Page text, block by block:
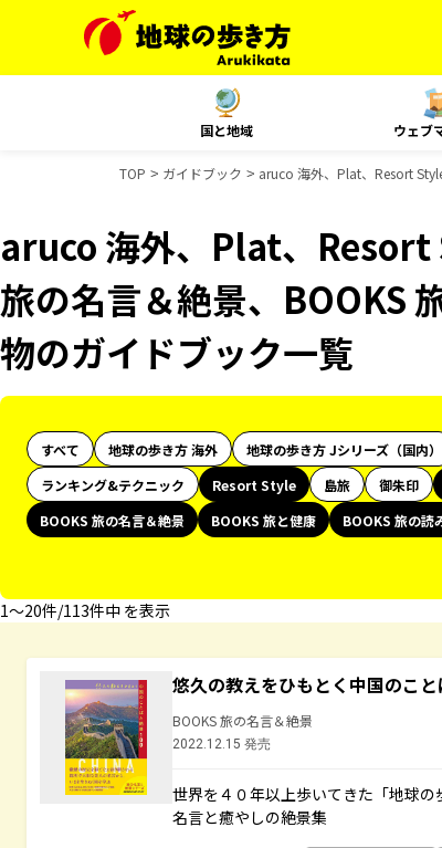
国と地域 ウェブ
TOP ガイドブック aruco 海外、Plat、Resort
aruco 海外、Plat、Resort
旅の名言＆絶景、BOOKS
物のガイドブック一覧
すべて 地球の歩き方 海外 地球の歩き方 Jシリーズ（国内）
ランキング&テクニック
Resort Style 島旅 御朱印
BOOKS 旅の名言＆絶景
BOOKS 旅と健康 BOOKS 旅の読
1〜20件/113件中 を表示
悠久の教えをひもとく中国のこ
BOOKS 旅の名言＆絶景
2022.12.15 発売
世界を４０年以上歩いてきた「地球
名言と癒やしの絶景集